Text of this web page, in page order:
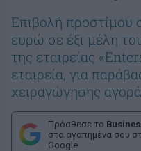
Επιβολή προστίμου
ευρώ σε έξι μέλη
της εταιρείας
εταιρεία, για
χειραγώγησης
Πρόσθεσε το
στα αγαπημένα σου
Google